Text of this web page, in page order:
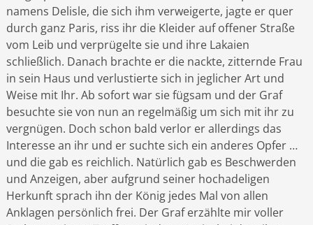
namens Delisle, die sich ihm verweigerte, jagte er quer
durch ganz Paris, riss ihr die Kleider auf offener Straße
vom Leib und verprügelte sie und ihre Lakaien
schließlich. Danach brachte er die nackte, zitternde Frau
in sein Haus und verlustierte sich in jeglicher Art und
Weise mit Ihr. Ab sofort war sie fügsam und der Graf
besuchte sie von nun an regelmäßig um sich mit ihr zu
vergnügen. Doch schon bald verlor er allerdings das
Interesse an ihr und er suchte sich ein anderes Opfer …
und die gab es reichlich. Natürlich gab es Beschwerden
und Anzeigen, aber aufgrund seiner hochadeligen
Herkunft sprach ihn der König jedes Mal von allen
Anklagen persönlich frei. Der Graf erzählte mir voller